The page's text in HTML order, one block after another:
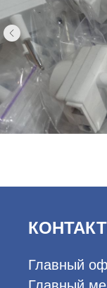
Главный